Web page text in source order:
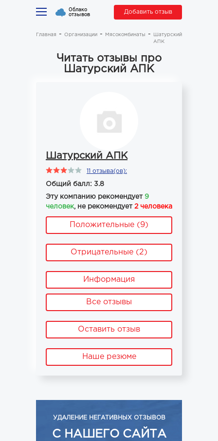
Облако
отзывов Добавить отзыв
Главная Организации Мясокомбинаты
Шатурский
АПК
Читать отзывы про
Шатурский АПК
Шатурский АПК
11 отзыва(ов):
Общий балл: 3.8
Эту компанию рекомендует 9
человек, не рекомендует 2 человека
Положительные (9)
Отрицательные (2)
Информация
Все отзывы
Оставить отзыв
Наше резюме
УДАЛЕНИЕ НЕГАТИВНЫХ ОТЗЫВОВ
С НАШЕГО САЙТА